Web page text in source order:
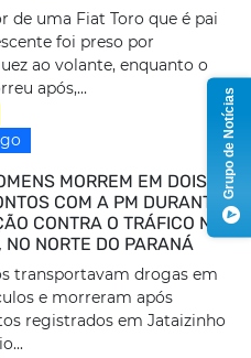
de uma Fiat Toro que é pai
foi preso por
ao volante, enquanto o
após,...
MORREM EM DOIS
COM A PM DURANTE
CONTRA O TRÁFICO NA
NORTE DO PARANÁ
transportavam drogas em
e morreram após
registrados em Jataizinho
Grupo de Notícias